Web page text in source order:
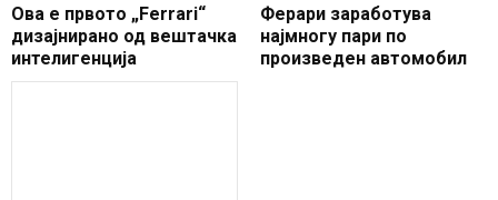
Ова е првото „Ferrari“
дизајнирано од вештачка
интелигенција
Ферари заработува
најмногу пари по
произведен автомобил